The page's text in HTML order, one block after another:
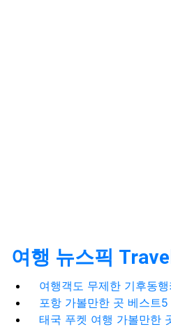
여행 뉴스픽
포항 가볼만한 곳 베스트5
태국 푸켓 여행 가볼만한